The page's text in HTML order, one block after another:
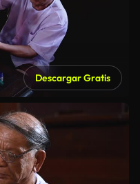
Descargar Gratis